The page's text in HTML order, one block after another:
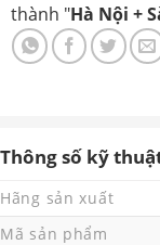
thành "Hà Nội +
Thông số kỹ
Hãng sản xuất
Mã sản phẩm